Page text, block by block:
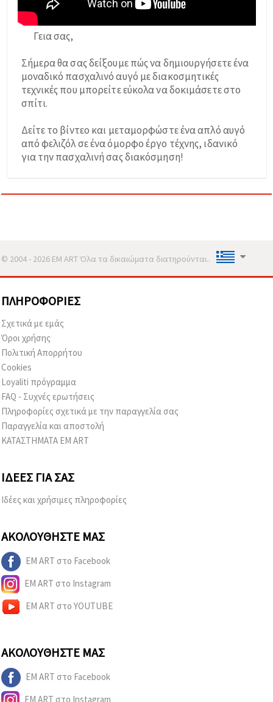
Γεια σας,
Σήμερα θα σας δείξουμε πώς να δημιουργήσετε ένα
μοναδικό πασχαλινό αυγό με διακοσμητικές
τεχνικές που μπορείτε εύκολα να δοκιμάσετε στο
σπίτι.
Δείτε το βίντεο και μεταμορφώστε ένα απλό αυγό
από φελιζόλ σε ένα όμορφο έργο τέχνης, ιδανικό
για την πασχαλινή σας διακόσμηση!
© 2004 - 2026 EM ART Όλα τα δικαιώματα διατηρούνται..
ΠΛΗΡΟΦΟΡΊΕΣ
Σχετικά με εμάς
Όροι χρήσης
Πολιτική Απορρήτου
Cookies
Loyaliti πρόγραμμα
FAQ - Συχνές ερωτήσεις
Πληροφορίες σχετικά με την παραγγελία σας
Παραγγελία και αποστολή
ΚΑΤΑΣΤΗΜΑΤΑ EM ART
ΙΔΈΕΣ ΓΙΑ ΣΑΣ
Ιδέες και χρήσιμες πληροφορίες
ΑΚΟΛΟΥΘΉΣΤΕ ΜΑΣ
EM ART στο Facebook
EM ART στο Instagram
EM ART στο YOUTUBE
ΑΚΟΛΟΥΘΉΣΤΕ ΜΑΣ
EM ART στο Facebook
EM ART στο Instagram